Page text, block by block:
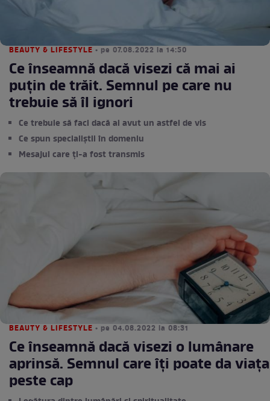
BEAUTY & LIFESTYLE • pe 07.08.2022 la 14:50
Ce înseamnă dacă visezi că mai ai
puțin de trăit. Semnul pe care nu
trebuie să îl ignori
Ce trebuie să faci dacă ai avut un astfel de vis
Ce spun specialiștii în domeniu
Mesajul care ți-a fost transmis
BEAUTY & LIFESTYLE • pe 04.08.2022 la 08:31
Ce înseamnă dacă visezi o lumânare
aprinsă. Semnul care îți poate da viața
peste cap